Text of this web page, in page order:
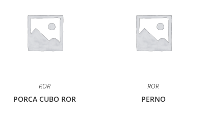
ROR
PORCA CUBO ROR
ROR
PERNO